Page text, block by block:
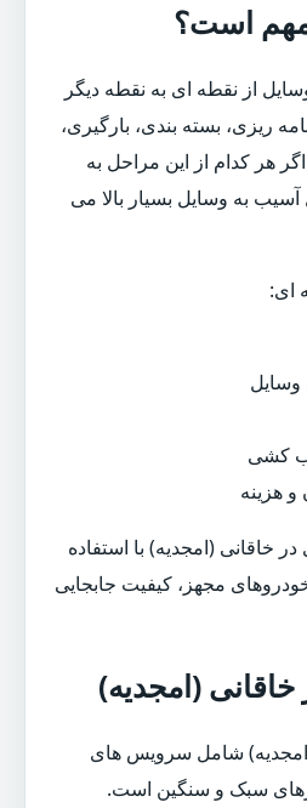
مهم است؟
از نقطه ای به نقطه دیگر
ریزی، بسته بندی، بارگیری،
هر کدام از این مراحل به
به وسایل بسیار بالا می
ای:
وسایل
کشی
هزینه
خاقانی (امجدیه) با استفاده
مجهز، کیفیت جابجایی
(امجدیه)
شامل سرویس های
سبک و سنگین است.